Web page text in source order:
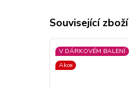
Související zboží
V DÁRKOVÉM BALENÍ
Akce